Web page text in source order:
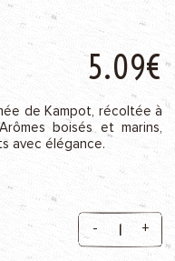
5.09€
de Kampot, récoltée à
boisés et marins,
avec élégance.
- +